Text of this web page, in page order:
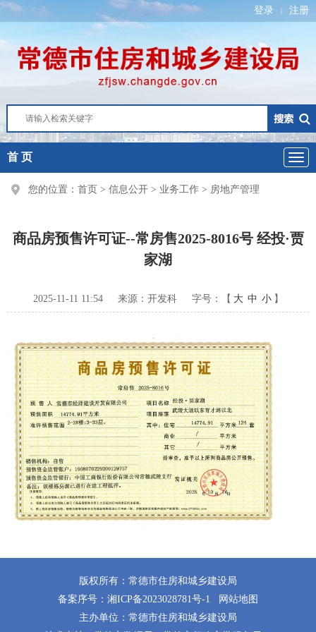
登录 | 注册
首 页
您的位置： 首页 > 信息公开 > 业务工作 > 房地产管理
商品房预售许可证--常房售2025-8016号 经投·贾
家湖
2025-11-11 11:54 来源：开发科 字号：【 大 中 小 】
版权所有：常德市住房和城乡建设局
备案序号： 湘ICP备2023028781号-1
网站地图
主办单位：常德市住房和城乡建设局